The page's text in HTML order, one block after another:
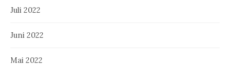
Juli 2022
Juni 2022
Mai 2022